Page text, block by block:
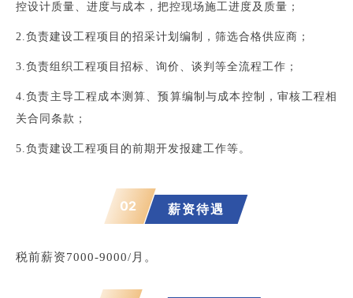
控设计质量、进度与成本，把控现场施工进度及质量；
2.负责建设工程项目的招采计划编制，筛选合格供应商；
3.负责组织工程项目招标、询价、谈判等全流程工作；
4.负责主导工程成本测算、预算编制与成本控制，审核工程相
关合同条款；
5.负责建设工程项目的前期开发报建工作等。
02 薪资待遇
税前薪资7000-9000/月。